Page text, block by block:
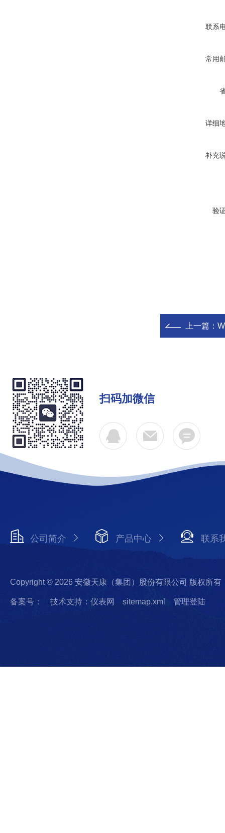
联系
常用
详细
补充
验
上一篇：
扫码加微信
公司简介 产品中心 联系
Copyright © 2026 安徽天康（集团）股份有限公司 版权所有
备案号： 技术支持：仪表网 sitemap.xml 管理登陆